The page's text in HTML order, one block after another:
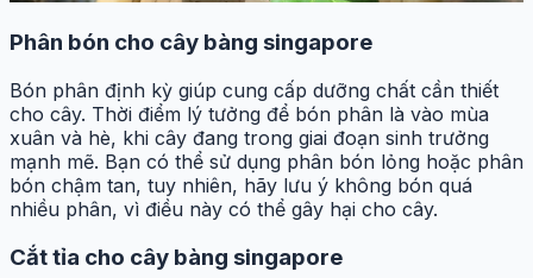
Phân bón cho cây bàng singapore
Bón phân định kỳ giúp cung cấp dưỡng chất cần thiết
cho cây. Thời điểm lý tưởng để bón phân là vào mùa
xuân và hè, khi cây đang trong giai đoạn sinh trưởng
mạnh mẽ. Bạn có thể sử dụng phân bón lỏng hoặc phân
bón chậm tan, tuy nhiên, hãy lưu ý không bón quá
nhiều phân, vì điều này có thể gây hại cho cây.
Cắt tỉa cho cây bàng singapore